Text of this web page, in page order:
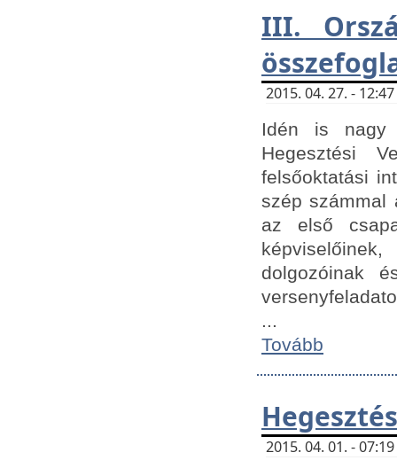
III.
2015. 04. 27. -
Idén is nagy
Hegesztési
felsőoktatási
szép számmal
az első
dolgozóinak
...
Tovább
2015. 04. 01. -